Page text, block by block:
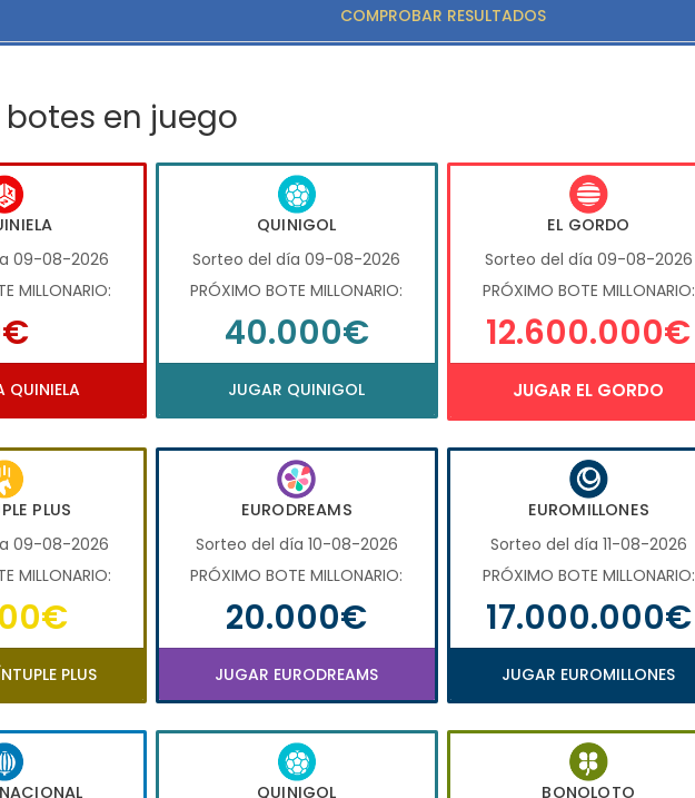
COMPROBAR RESULTADOS
botes en juego
09-08-2026
MILLONARIO:
QUINIELA
QUINIGOL
Sorteo del día 09-08-2026
PRÓXIMO BOTE MILLONARIO:
40.000€
JUGAR QUINIGOL
EL GORDO
Sorteo del día 09-08-2026
PRÓXIMO BOTE MILLONARIO:
12.600.000€
JUGAR EL GORDO
PLUS
09-08-2026
MILLONARIO:
PLUS
EURODREAMS
Sorteo del día 10-08-2026
PRÓXIMO BOTE MILLONARIO:
20.000€
JUGAR EURODREAMS
EUROMILLONES
Sorteo del día 11-08-2026
PRÓXIMO BOTE MILLONARIO:
17.000.000€
JUGAR EUROMILLONES
QUINIGOL
BONOLOTO